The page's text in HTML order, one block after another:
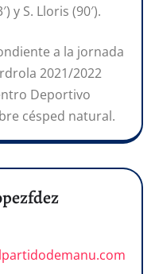
y S. Lloris (90′).
a la jornada
2021/2022
Deportivo
césped natural.